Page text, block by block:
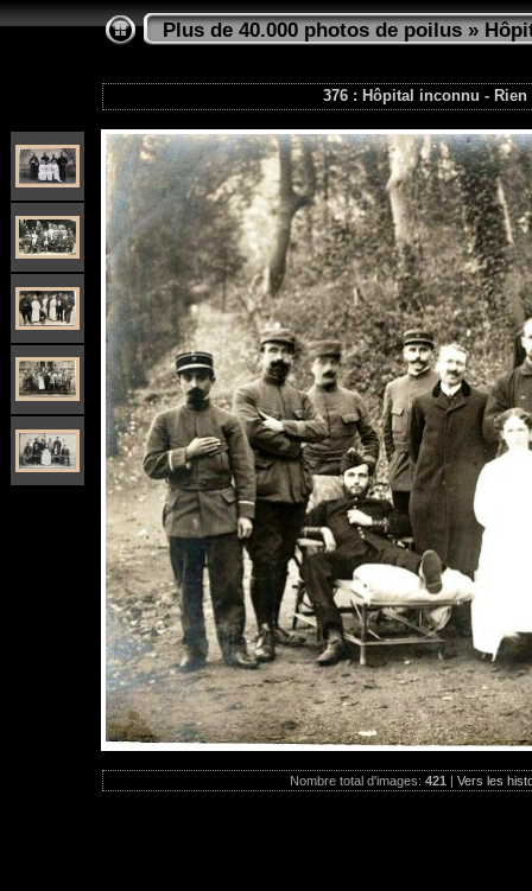
Plus de 40.000 photos de poilus»
376 : Hôpital inconnu -
Nombre total d'images: 421 | Vers les